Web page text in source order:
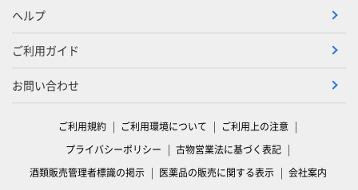
ヘルプ
ご利用ガイド
お問い合わせ
ご利用規約 ご利用環境について
ご利用上の注意
プライバシーポリシー
古物営業法に基づく表記
酒類販売管理者標識の掲示
医薬品の販売に関する表示 会社案内